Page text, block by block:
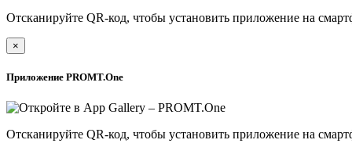
Отсканируйте QR-код, чтобы установить приложение на
×
Приложение PROMT.One
Отсканируйте QR-код, чтобы установить приложение на